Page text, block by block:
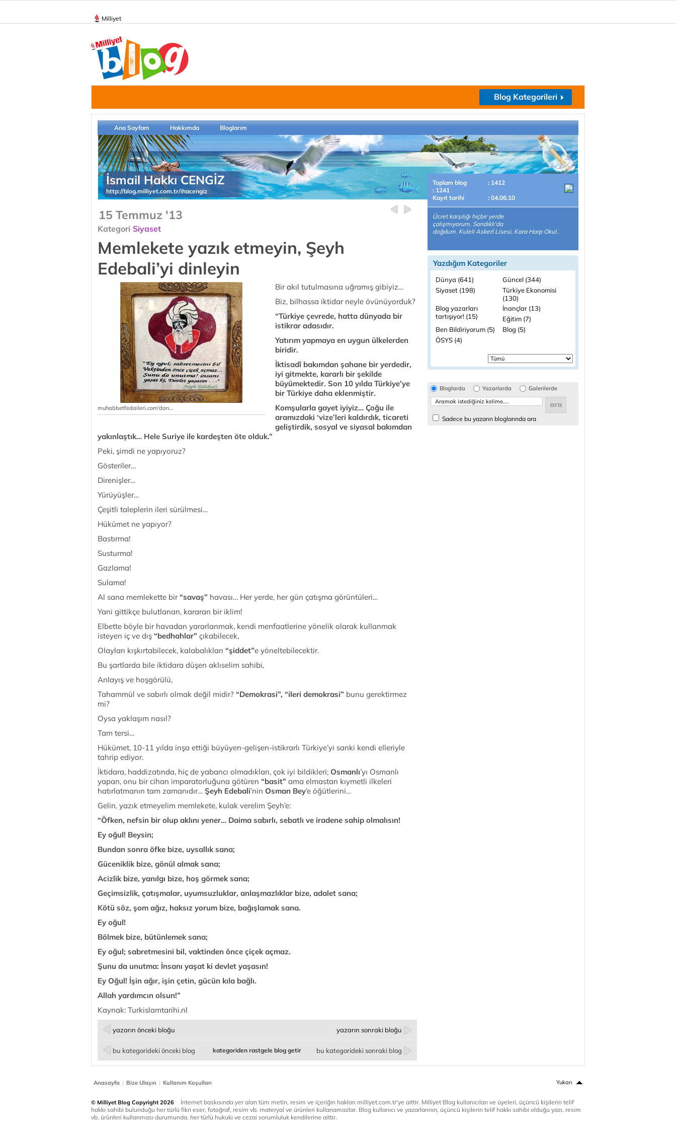
Milliyet
Blog Kategorileri
Ana Sayfam Hakkımda Bloglarım
İsmail Hakkı CENGİZ
http://blog.milliyet.com.tr/ihacengiz
15 Temmuz '13
Kategori Siyaset
Memlekete yazık etmeyin, Şeyh
Edebali’yi dinleyin
muhabbetfedaileri.com'dan...
Bir akıl tutulmasına uğramış gibiyiz…
Biz, bilhassa iktidar neyle övünüyorduk?
“Türkiye çevrede, hatta dünyada bir
istikrar adasıdır.
Yatırım yapmaya en uygun ülkelerden
biridir.
İktisadî bakımdan şahane bir yerdedir,
iyi gitmekte, kararlı bir şekilde
büyümektedir. Son 10 yılda Türkiye’ye
bir Türkiye daha eklenmiştir.
Komşularla gayet iyiyiz… Çoğu ile
aramızdaki ‘vize’leri kaldırdık, ticareti
geliştirdik, sosyal ve siyasal bakımdan
yakınlaştık… Hele Suriye ile kardeşten öte olduk.”
Peki, şimdi ne yapıyoruz?
Gösteriler…
Direnişler…
Yürüyüşler…
Çeşitli taleplerin ileri sürülmesi…
Hükümet ne yapıyor?
Bastırma!
Susturma!
Gazlama!
Sulama!
Al sana memlekette bir“savaş” havası… Her yerde, her gün çatışma görüntüleri…
Yani gittikçe bulutlanan, kararan bir iklim!
Elbette böyle bir havadan yararlanmak, kendi menfaatlerine yönelik olarak kullanmak
isteyen iç ve dış “bedhahlar” çıkabilecek,
Olayları kışkırtabilecek, kalabalıkları “şiddet”e yöneltebilecektir.
Bu şartlarda bile iktidara düşen aklıselim sahibi,
Anlayış ve hoşgörülü,
Tahammül ve sabırlı olmak değil midir? “Demokrasi”, “ileri demokrasi” bunu gerektirmez
mi?
Oysa yaklaşım nasıl?
Tam tersi…
Hükümet, 10-11 yılda inşa ettiği büyüyen-gelişen-istikrarlı Türkiye’yi sanki kendi elleriyle
tahrip ediyor.
İktidara, haddizatında, hiç de yabancı olmadıkları, çok iyi bildikleri; Osmanlı’yı Osmanlı
yapan, onu bir cihan imparatorluğuna götüren “basit” ama elmastan kıymetli ilkeleri
hatırlatmanın tam zamanıdır… Şeyh Edebali’nin Osman Bey’e öğütlerini…
Gelin, yazık etmeyelim memlekete, kulak verelim Şeyh’e:
“Öfken, nefsin bir olup aklını yener… Daima sabırlı, sebatlı ve iradene sahip olmalısın!
Ey oğul! Beysin;
Bundan sonra öfke bize, uysallık sana;
Güceniklik bize, gönül almak sana;
Acizlik bize, yanılgı bize, hoş görmek sana;
Geçimsizlik, çatışmalar, uyumsuzluklar, anlaşmazlıklar bize, adalet sana;
Kötü söz, şom ağız, haksız yorum bize, bağışlamak sana.
Ey oğul!
Bölmek bize, bütünlemek sana;
Ey oğul; sabretmesini bil, vaktinden önce çiçek açmaz.
Şunu da unutma: İnsanı yaşat ki devlet yaşasın!
Ey Oğul! İşin ağır, işin çetin, gücün kıla bağlı.
Allah yardımcın olsun!”
Kaynak: Turkislamtarihi.nl
yazarın önceki bloğu yazarın sonraki bloğu
bu kategorideki önceki blog bu kategorideki sonraki blog
kategoriden rastgele blog getir
Toplam blog
: 1412
: 1241
Kayıt tarihi
: 04.06.10
Ücret karşılığı hiçbir yerde
çalışmıyorum. Sandıklı'da
doğdum. Kuleli Askerî Lisesi, Kara Harp Okul..
Yazdığım Kategoriler
Dünya (641)
Güncel (344)
Siyaset (198)
Türkiye Ekonomisi
(130)
Blog yazarları
tartışıyor! (15)
İnançlar (13)
Eğitim (7)
Ben Bildiriyorum (5)
Blog (5)
ÖSYS (4)
Bloglarda Yazarlarda Galerilerde
Sadece bu yazarın bloglarında ara
Anasayfa | Bize Ulaşın | Kullanım Koşulları Yukarı
© Milliyet Blog Copyright 2026
İnternet baskısında yer alan tüm metin, resim ve içeriğin hakları milliyet.com.tr'ye aittir. Milliyet Blog kullanıcıları ve üyeleri, üçüncü kişilerin telif
hakkı sahibi bulunduğu her türlü fikri eser, fotoğraf, resim vb. materyal ve ürünleri kullanamazlar. Blog kullanıcı ve yazarlarının, üçüncü kişilerin telif hakkı sahibi olduğu yazı, resim
vb. ürünleri kullanması durumunda, her türlü hukuki ve cezai sorumluluk kendilerine aittir.